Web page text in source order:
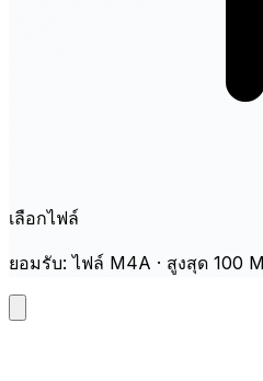
เลือกไฟล์
ยอมรับ: ไฟล์ M4A · สูงสุด 100